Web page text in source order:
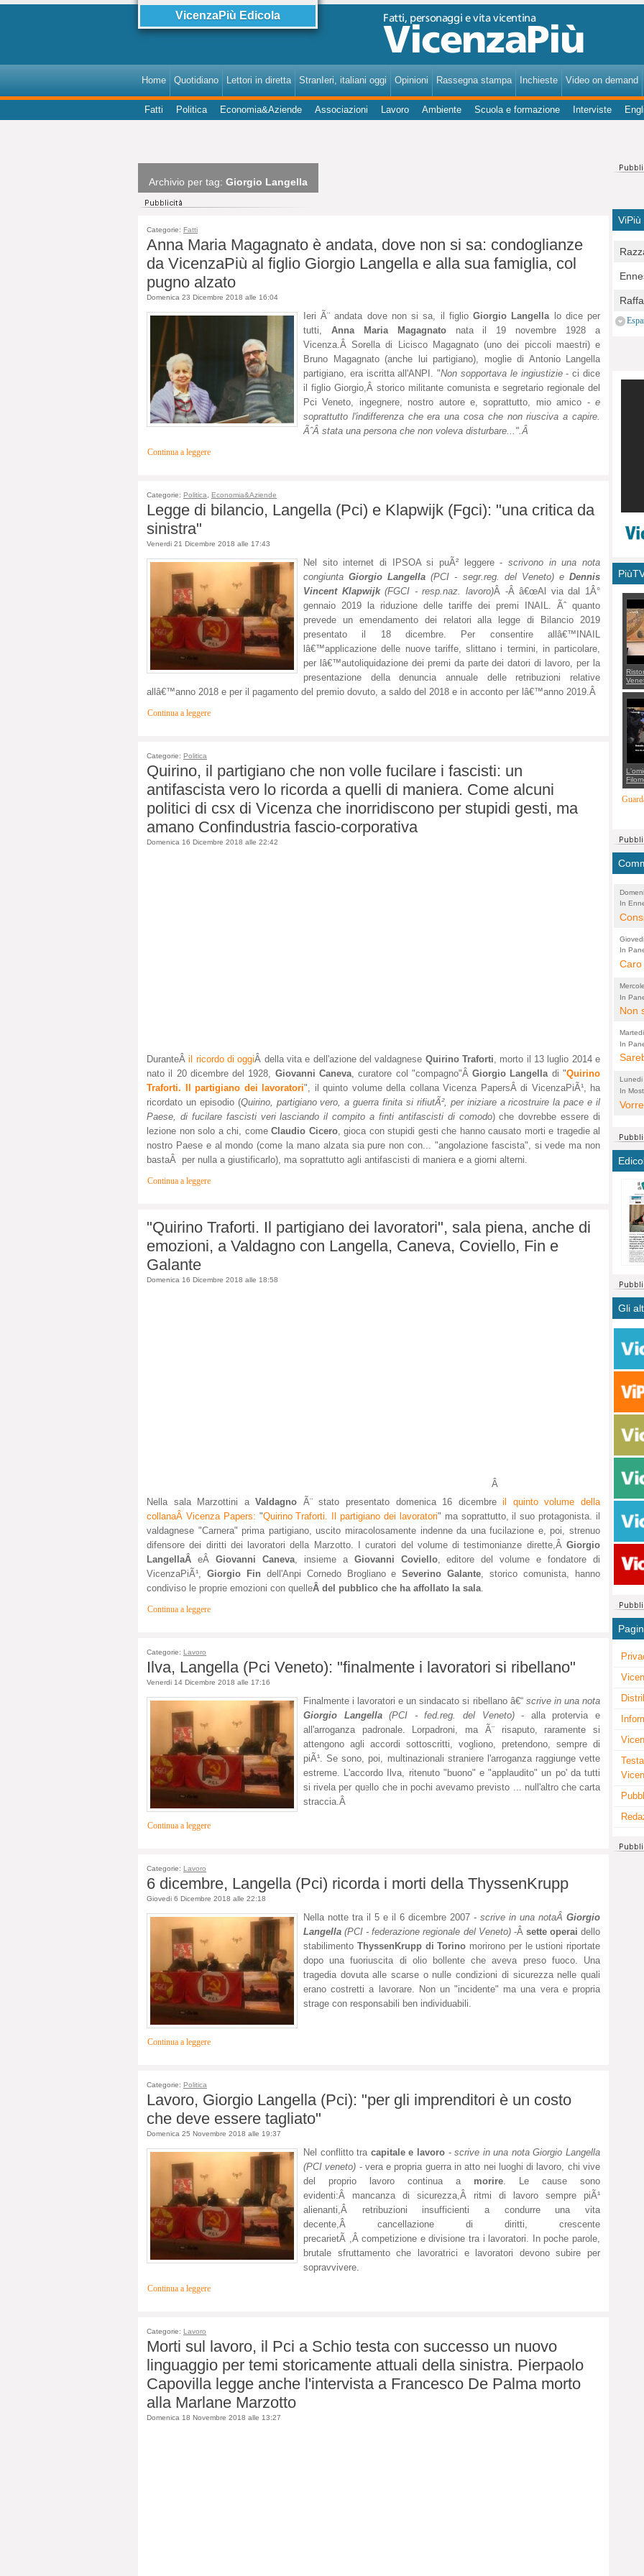
VicenzaPiù Edicola
Home Quotidiano Lettori in diretta StranIeri, italiani oggi Opinioni Rassegna stampa Inchieste Video on demand
Fatti Politica Economia&Aziende Associazioni Lavoro Ambiente Scuola e formazione Interviste
Archivio per tag: Giorgio Langella
Categorie: Fatti
Anna Maria Magagnato è andata, dove non si sa: condoglianze
da VicenzaPiù al figlio Giorgio Langella e alla sua famiglia, col
pugno alzato
Domenica 23 Dicembre 2018 alle 16:04
Ieri Ã¨ andata dove non si sa, il figlioGiorgio Langellalo dice per
tutti, Anna Maria Magagnatonata il 19 novembre 1928 a
Vicenza.Â Sorella di Licisco Magagnato (uno dei piccoli maestri) e
Bruno Magagnato (anche lui partigiano), moglie di Antonio Langella
partigiano, era iscritta all'ANPI. "Non sopportava le ingiustizie- ci dice
il figlio Giorgio,Â storico militante comunista e segretario regionale del
Pci Veneto, ingegnere, nostro autore e, soprattutto, mio amico - e
soprattutto l'indifferenza che era una cosa che non riusciva a capire.
ÃˆÂ stata una persona che non voleva disturbare...".Â
Continua a leggere
Categorie: Politica Economia&Aziende
Legge di bilancio, Langella (Pci) e Klapwijk (Fgci): "una critica da
sinistra"
Venerdi 21 Dicembre 2018 alle 17:43
Nel sito internet di IPSOA si puÃ² leggere - scrivono in una nota
congiunta Giorgio Langella(PCI - segr.reg. del Veneto) eDennis
Vincent Klapwijk(FGCI - resp.naz. lavoro)Â -Â â€œAl via dal 1Â°
gennaio 2019 la riduzione delle tariffe dei premi INAIL. Ãˆ quanto
prevede un emendamento dei relatori alla legge di Bilancio 2019
presentato il 18 dicembre. Per consentire allâ€™INAIL
lâ€™applicazione delle nuove tariffe, slittano i termini, in particolare,
per lâ€™autoliquidazione dei premi da parte dei datori di lavoro, per la
presentazione della denuncia annuale delle retribuzioni relative
allâ€™anno 2018 e per il pagamento del premio dovuto, a saldo del 2018 e in acconto per lâ€™anno 2019.Â
Continua a leggere
Categorie: Politica
Quirino, il partigiano che non volle fucilare i fascisti: un
antifascista vero lo ricorda a quelli di maniera. Come alcuni
politici di csx di Vicenza che inorridiscono per stupidi gesti, ma
amano Confindustria fascio-corporativa
Domenica 16 Dicembre 2018 alle 22:42
DuranteÂil ricordo di oggiÂ della vita e dell'azione del valdagnese Quirino Traforti, morto il 13 luglio 2014 e
nato il 20 dicembre del 1928, Giovanni Caneva, curatore col "compagno"ÂGiorgio Langelladi "Quirino
Traforti. Il partigiano dei lavoratori", il quinto volume della collana Vicenza PapersÂ di VicenzaPiÃ¹, ha
ricordato un episodio (Quirino, partigiano vero, a guerra finita si rifiutÃ², per iniziare a ricostruire la pace e il
Paese, di fucilare fascisti veri lasciando il compito a finti antifascisti di comodo) che dovrebbe essere di
lezione non solo a chi, come Claudio Cicero, gioca con stupidi gesti che hanno causato morti e tragedie al
nostro Paese e al mondo (come la mano alzata sia pure non con... "angolazione fascista", si vede ma non
bastaÂ per nulla a giustificarlo), ma soprattutto agli antifascisti di maniera e a giorni alterni.
Continua a leggere
"Quirino Traforti. Il partigiano dei lavoratori", sala piena, anche di
emozioni, a Valdagno con Langella, Caneva, Coviello, Fin e
Galante
Domenica 16 Dicembre 2018 alle 18:58
Â
Nella sala Marzottini aValdagno Ã¨ stato presentato domenica 16 dicembreil quinto volume della
collanaÂ Vicenza Papers: "Quirino Traforti. Il partigiano dei lavoratori" ma soprattutto, il suo protagonista. il
valdagnese "Carnera" prima partigiano, uscito miracolosamente indenne da una fucilazione e, poi, strenuo
difensore dei diritti dei lavoratori della Marzotto. I curatori del volume di testimonianze dirette,Â Giorgio
LangellaÂ eÂ Giovanni Caneva, insieme aGiovanni Coviello, editore del volume e fondatore di
VicenzaPiÃ¹, Giorgio Fin dell'Anpi Cornedo Brogliano eSeverino Galante , storico comunista, hanno
condiviso le proprie emozioni con quelleÂ del pubblico che ha affollato la sala
Continua a leggere
Categorie: Lavoro
Ilva, Langella (Pci Veneto): "finalmente i lavoratori si ribellano"
Venerdi 14 Dicembre 2018 alle 17:16
Finalmente i lavoratori e un sindacato si ribellano â€“ scrive in una nota
Giorgio Langella(PCI - fed.reg. del Veneto)- alla protervia e
all'arroganza padronale. Lorpadroni, ma Ã¨ risaputo, raramente si
attengono agli accordi sottoscritti, vogliono, pretendono, sempre di
piÃ¹. Se sono, poi, multinazionali straniere l'arroganza raggiunge vette
estreme. L'accordo Ilva, ritenuto "buono" e "applaudito" un po' da tutti
si rivela per quello che in pochi avevamo previsto ... null'altro che carta
straccia.Â
Continua a leggere
Categorie: Lavoro
6 dicembre, Langella (Pci) ricorda i morti della ThyssenKrupp
Giovedi 6 Dicembre 2018 alle 22:18
Nella notte tra il 5 e il 6 dicembre 2007 - scrive in una notaÂ Giorgio
Langella(PCI - federazione regionale del Veneto)-Â sette operai dello
stabilimento ThyssenKrupp di Torino morirono per le ustioni riportate
dopo una fuoriuscita di olio bollente che aveva preso fuoco. Una
tragedia dovuta alle scarse o nulle condizioni di sicurezza nelle quali
erano costretti a lavorare. Non un "incidente" ma una vera e propria
strage con responsabili ben individuabili.
Continua a leggere
Categorie: Politica
Lavoro, Giorgio Langella (Pci): "per gli imprenditori è un costo
che deve essere tagliato"
Domenica 25 Novembre 2018 alle 19:37
Nel conflitto tra capitale e lavoro -scrive in una nota Giorgio Langella
(PCI veneto) - vera e propria guerra in atto nei luoghi di lavoro, chi vive
del proprio lavoro continua a morire . Le cause sono
evidenti:Â mancanza di sicurezza,Â ritmi di lavoro sempre piÃ¹
alienanti,Â retribuzioni insufficienti a condurre una vita
decente,Â cancellazione di diritti, crescente
precarietÃ ,Â competizione e divisione tra i lavoratori. In poche parole,
brutale sfruttamento che lavoratrici e lavoratori devono subire per
sopravvivere.
Continua a leggere
Categorie: Lavoro
Morti sul lavoro, il Pci a Schio testa con successo un nuovo
linguaggio per temi storicamente attuali della sinistra. Pierpaolo
Capovilla legge anche l'intervista a Francesco De Palma morto
alla Marlane Marzotto
Domenica 18 Novembre 2018 alle 13:27
ViPiù
per
E
con
In
per
che
qui
PER
In
Caro
sono
(non
dal
Ora
la
ma
pace
fatto
In
Non
la
a
dei
In
città,
In
di
e
alta
Gli